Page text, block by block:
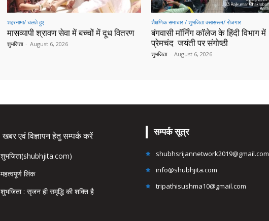
शहरनामा/ चलते हुए
मासव्यापी श्रावण सेवा में बच्चों में दूध वितरण
शुभजिता - August 6, 2026
शैक्षणिक समाचार / शुभजिता क्सासरूम/ रोजगार
बंगवासी मॉर्निंग कॉलेज के हिंदी विभाग में
प्रेमचंद जयंती पर संगोष्ठी
शुभजिता - August 6, 2026
खबर एवं विज्ञापन हेतु सम्पर्क करें
शुभजिता(shubhjita.com)
महत्वपूर्ण लिंक
शुभजिता : सृजन ही समृद्धि की शक्ति है
सम्पर्क सूत्र
shubhsrijannetwork2019@gmail.com
info@shubhjita.com
tripathisushma10@gmail.com